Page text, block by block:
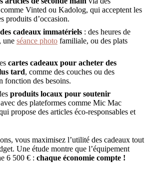
Vinted ou Kadolog, qui acceptent les
produits d’occasion.
cadeaux immatériels : des heures de
une séance photo familiale, ou des plats
cartes cadeaux pour acheter des
tard, comme des couches ou des
fonction des besoins.
produits locaux pour soutenir
des plateformes comme Mic Mac
propose des articles éco-responsables et
vous maximisez l’utilité des cadeaux tout
Une étude montre que l’équipement
6 500 € : chaque économie compte !